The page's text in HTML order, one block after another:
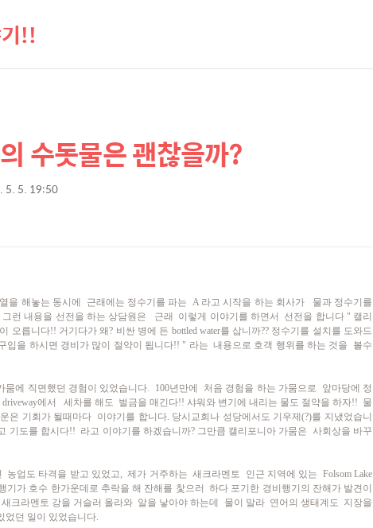
!!
수돗물은 괜찮을까?
5. 5. 19:50
을 해놓는 동시에 근래에는 정수기를 파는 A 라고 시작을 하는 회사가 물과 정수기를
런 내용을 선전을 하는 상담원은 근래 이렇게 이야기를 하면서 선전을 합니다 " 캘리
오릅니다!! 거기다가 왜? 비싼 병에 든 bottled water를 삽니까?? 정수기를 설치를 도와드
입을 하시면 경비가 많이 절약이 됩니다!! " 라는 내용으로 호객 행위를 하는 것을 볼수
뭄에 직면했던 경험이 있었습니다. 100년만에 처음 경험을 하는 가뭄으로 앞마당에 정
에서 세차를 해도 벌금을 매긴다!! 샤워와 변기에 내리는 물도 절약을 하자!! 물
은 기회가 될때마다 이야기를 합니다. 당시 교회나 성당에서도 기우제(?)를 지냈었습니
기도를 합시다!! 라고 이야기를 하겠습니까? 그만큼 캘리포니아 가뭄은 사회상을 바꾸
업도 타격을 받고 있었고, 제가 거주하는 새크라멘토 인근 지역에 있는 Folsom Lake
가 호수 한가운데로 추락을 해 잔해를 찿으러 하다 포기한 경비행기의 잔해가 발견이
크라멘토 강을 거슬러 올라와 알을 낳아야 하는데 물이 말라 연어의 생태계도 지장을
던 일이 있었습니다.